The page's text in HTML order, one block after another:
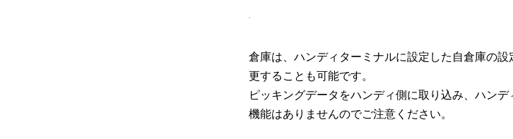
倉庫は、ハンディターミナルに設定した自倉庫の
更することも可能です。
ピッキングデータをハンディ側に取り込み、ハン
機能はありませんのでご注意ください。